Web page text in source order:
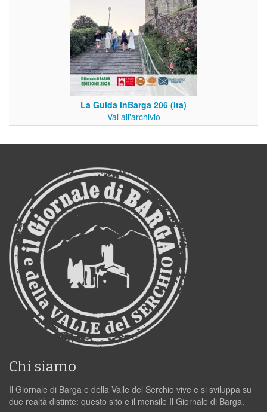
La Guida inBarga 206 (Ita)
Vai all'archivio
Chi siamo
Il Giornale di Barga e della Valle del Serchio vive e si sviluppa su
due realtà distinte: questo sito e il mensile Il Giornale di Barga.